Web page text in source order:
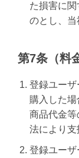
た損害に
のとし、当
第7条（料
登録ユー
購入した
商品代金
法により支
登録ユーザ